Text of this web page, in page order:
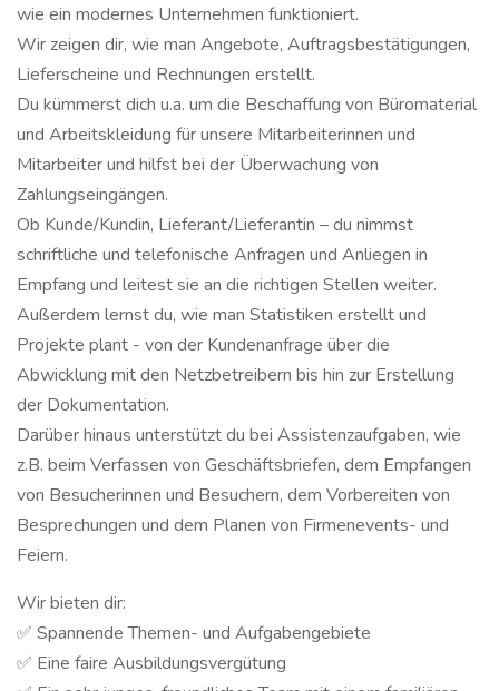
wie ein modernes Unternehmen funktioniert.
Wir zeigen dir, wie man Angebote, Auftragsbestätigungen,
Lieferscheine und Rechnungen erstellt.
Du kümmerst dich u.a. um die Beschaffung von Büromaterial
und Arbeitskleidung für unsere Mitarbeiterinnen und
Mitarbeiter und hilfst bei der Überwachung von
Zahlungseingängen.
Ob Kunde/Kundin, Lieferant/Lieferantin – du nimmst
schriftliche und telefonische Anfragen und Anliegen in
Empfang und leitest sie an die richtigen Stellen weiter.
Außerdem lernst du, wie man Statistiken erstellt und
Projekte plant - von der Kundenanfrage über die
Abwicklung mit den Netzbetreibern bis hin zur Erstellung
der Dokumentation.
Darüber hinaus unterstützt du bei Assistenzaufgaben, wie
z.B. beim Verfassen von Geschäftsbriefen, dem Empfangen
von Besucherinnen und Besuchern, dem Vorbereiten von
Besprechungen und dem Planen von Firmenevents- und
Feiern.
Wir bieten dir:
✅ Spannende Themen- und Aufgabengebiete
✅ Eine faire Ausbildungsvergütung